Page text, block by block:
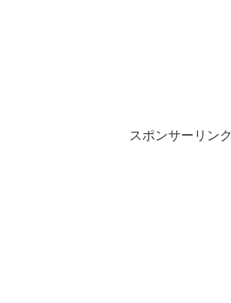
スポンサーリンク